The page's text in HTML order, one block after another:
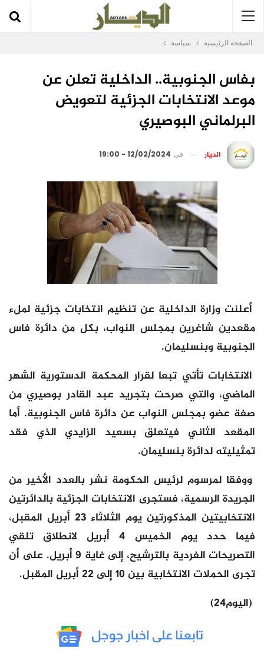
الصفحة الرئيسية سياسة
بفاس الجنوبية.. الداخلية تعلن عن
موعد الانتخابات الجزئية لتعويض
البرلماني البوصيري
الديار في 12/02/2024 - 19:00
أعلنت وزارة الداخلية عن تنظيم انتخابات جزئية لملء
مقعدين شاغرين بمجلس النواب، بكل من دائرة فاس
الجنوبية وبنسليمان.
الانتخابات تأتي تبعا لقرار المحكمة الدستورية الشهر
الماضي، والتي صرحت بتجريد عبد القادر بوصيري من
صفة عضو بمجلس النواب عن دائرة فاس الجنوبية. أما
المقعد الثاني فيتعلق بسعيد الزايدي الذي فقد
تمثيليته لدائرة بنسليمان.
ووفقا لمرسوم لرئيس الحكومة نشر بالعدد الأخير من
الجريدة الرسمية، فستجرى الانتخابات الجزئية بالدائرتين
الانتخابيتين المذكورتين يوم الثلاثاء 23 أبريل المقبل،
فيما حدد يوم الخميس 4 أبريل لانطلاق تلقي
التصريحات الفردية بالترشيح، إلى غاية 9 أبريل. على أن
تجرى الحملات الانتخابية بين 10 إلى 22 أبريل المقبل.
(اليوم24)